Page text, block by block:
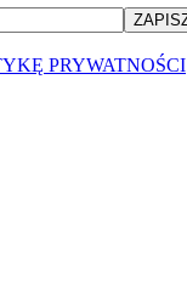
PRYWATNOŚCI